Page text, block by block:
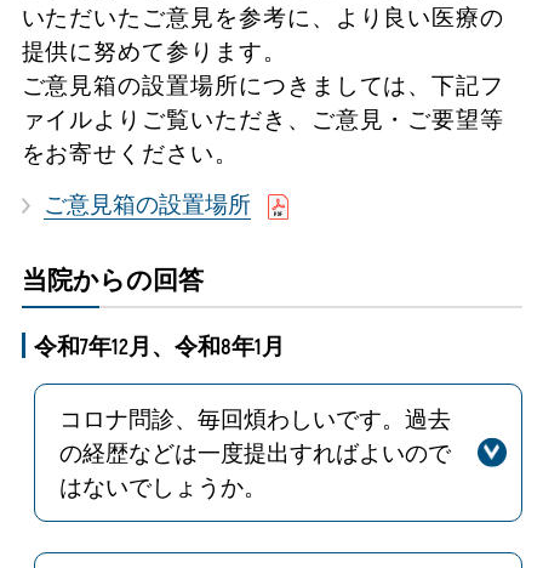
いただいたご意見を参考に、より良い医療の
提供に努めて参ります。
ご意見箱の設置場所につきましては、下記フ
ァイルよりご覧いただき、ご意見・ご要望等
をお寄せください。
ご意見箱の設置場所
当院からの回答
令和7年12月、令和8年1月
コロナ問診、毎回煩わしいです。過去
の経歴などは一度提出すればよいので
はないでしょうか。
回答
平素より院内感染防止対策にご理解い
ただき感謝申し上げます。ご意見いた